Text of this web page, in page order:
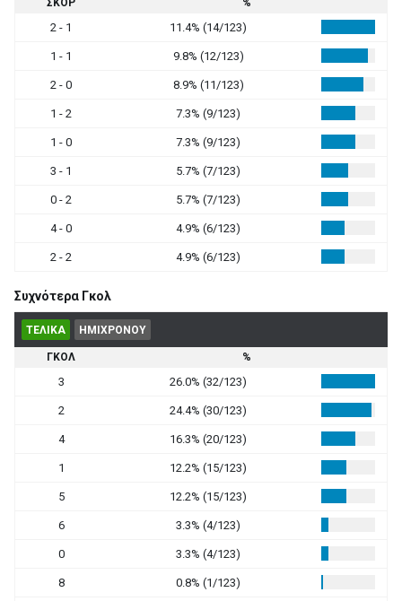
ΣΚΟΡ %
2 - 1 11.4% (14/123)
1 - 1 9.8% (12/123)
2 - 0 8.9% (11/123)
1 - 2 7.3% (9/123)
1 - 0 7.3% (9/123)
3 - 1 5.7% (7/123)
0 - 2 5.7% (7/123)
4 - 0 4.9% (6/123)
2 - 2 4.9% (6/123)
Συχνότερα Γκολ
ΤΕΛΙΚΑ ΗΜΙΧΡΟΝΟΥ
ΓΚΟΛ %
3 26.0% (32/123)
2 24.4% (30/123)
4 16.3% (20/123)
1 12.2% (15/123)
5 12.2% (15/123)
6 3.3% (4/123)
0 3.3% (4/123)
8 0.8% (1/123)